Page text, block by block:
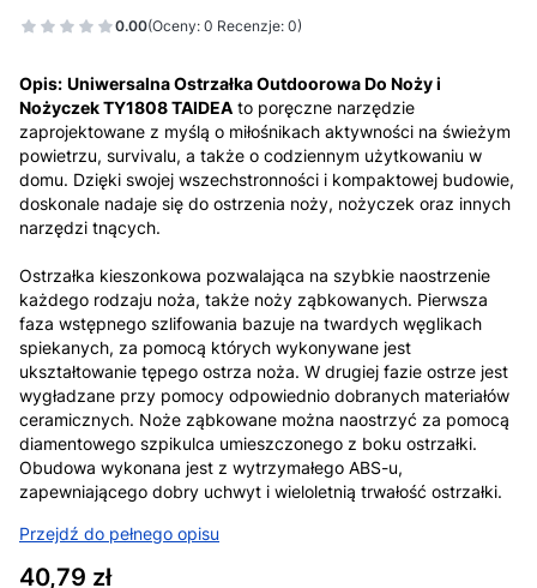
0.00(Oceny: 0 Recenzje: 0)
Opis: Uniwersalna Ostrzałka Outdoorowa Do Noży i
Nożyczek TY1808 TAIDEA to poręczne narzędzie
zaprojektowane z myślą o miłośnikach aktywności na świeżym
powietrzu, survivalu, a także o codziennym użytkowaniu w
domu. Dzięki swojej wszechstronności i kompaktowej budowie,
doskonale nadaje się do ostrzenia noży, nożyczek oraz innych
narzędzi tnących.
Ostrzałka kieszonkowa pozwalająca na szybkie naostrzenie
każdego rodzaju noża, także noży ząbkowanych. Pierwsza
faza wstępnego szlifowania bazuje na twardych węglikach
spiekanych, za pomocą których wykonywane jest
ukształtowanie tępego ostrza noża. W drugiej fazie ostrze jest
wygładzane przy pomocy odpowiednio dobranych materiałów
ceramicznych. Noże ząbkowane można naostrzyć za pomocą
diamentowego szpikulca umieszczonego z boku ostrzałki.
Obudowa wykonana jest z wytrzymałego ABS-u,
zapewniającego dobry uchwyt i wieloletnią trwałość ostrzałki.
Przejdź do pełnego opisu
Cena
40,79 zł